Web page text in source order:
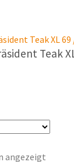
Teak
angezeigt